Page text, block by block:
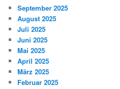
September 2025
August 2025
Juli 2025
Juni 2025
Mai 2025
April 2025
März 2025
Februar 2025